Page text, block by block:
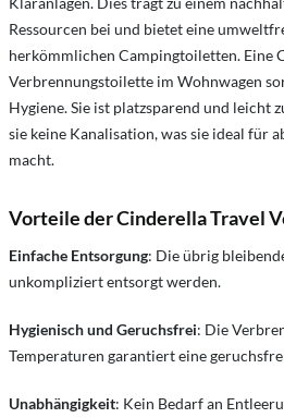
Ressourcen bei und bietet eine
herkömmlichen Campingtoiletten. Eine
Verbrennungstoilette im Wohnwagen
Hygiene. Sie ist platzsparend und leicht
sie keine Kanalisation, was sie ideal für
macht.
Vorteile der Cinderella Travel
Einfache Entsorgung: Die übrig
unkompliziert entsorgt werden.
Hygienisch und Geruchsfrei: Die
Temperaturen garantiert eine
Unabhängigkeit: Kein Bedarf an